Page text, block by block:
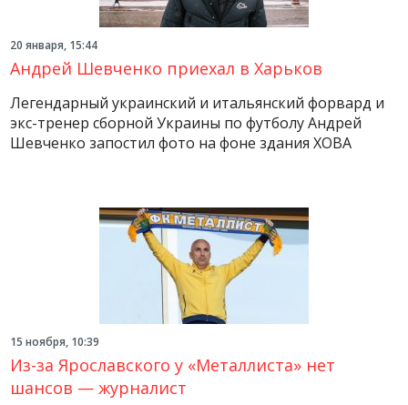
20 января, 15:44
Андрей Шевченко приехал в Харьков
Легендарный украинский и итальянский форвард и
экс-тренер сборной Украины по футболу Андрей
Шевченко запостил фото на фоне здания ХОВА
15 ноября, 10:39
Из-за Ярославского у «Металлиста» нет
шансов — журналист